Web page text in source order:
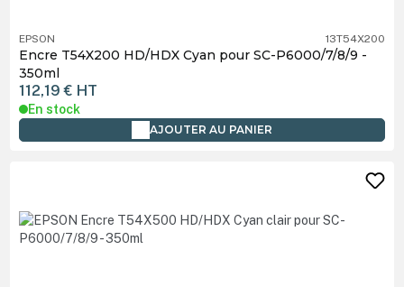
EPSON 13T54X200
Encre T54X200 HD/HDX Cyan pour SC-P6000/7/8/9 -
350ml
112,19 € HT
En stock
AJOUTER AU PANIER